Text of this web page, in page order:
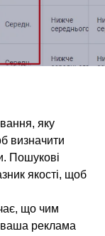
яку
визначити
Пошукові
якості, щоб
що чим
реклама